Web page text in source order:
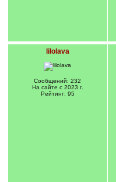
lilolava
Сообщений: 232
На сайте с 2023 г.
Рейтинг: 95